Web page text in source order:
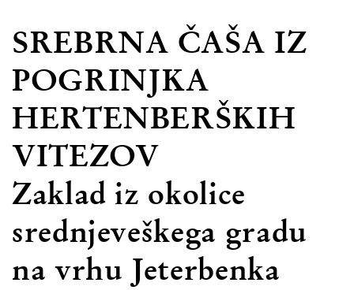
SREBRNA ČAŠA IZ
POGRINJKA
HERTENBERŠKIH
VITEZOV
Zaklad iz okolice
srednjeveškega gradu
na vrhu Jeterbenka